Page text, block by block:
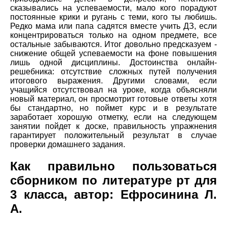
сказывались на успеваемости, мало кого порадуют
постоянные крики и ругань с теми, кого ты любишь.
Редко мама или папа садятся вместе учить ДЗ, если
концентрироваться только на одном предмете, все
остальные забываются. Итог довольно предсказуем -
снижение общей успеваемости на фоне повышения
лишь одной дисциплины. Достоинства онлайн-
решебника: отсутствие сложных путей получения
итогового выражения. Другими словами, если
учащийся отсутствовал на уроке, когда объясняли
новый материал, он просмотрит готовые ответы хотя
бы стандартно, но поймет курс и в результате
заработает хорошую отметку, если на следующем
занятии пойдет к доске, правильность упражнения
гарантирует положительный результат в случае
проверки домашнего задания.
Как правильно пользоваться
сборником по литературе рт для
3 класса, автор: Ефросинина Л.
А.